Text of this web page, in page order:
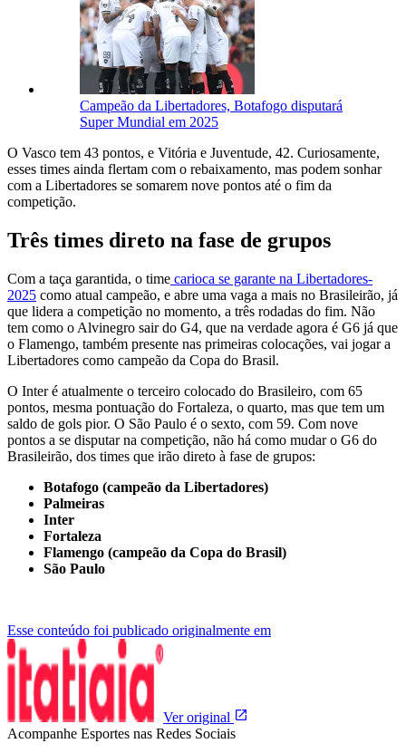
Campeão da Libertadores, Botafogo disputará
Super Mundial em 2025
O Vasco tem 43 pontos, e Vitória e Juventude, 42. Curiosamente,
esses times ainda flertam com o rebaixamento, mas podem sonhar
com a Libertadores se somarem nove pontos até o fim da
competição.
Três times direto na fase de grupos
Com a taça garantida, o time carioca se garante na Libertadores-
2025 como atual campeão, e abre uma vaga a mais no Brasileirão, já
que lidera a competição no momento, a três rodadas do fim. Não
tem como o Alvinegro sair do G4, que na verdade agora é G6 já que
o Flamengo, também presente nas primeiras colocações, vai jogar a
Libertadores como campeão da Copa do Brasil.
O Inter é atualmente o terceiro colocado do Brasileiro, com 65
pontos, mesma pontuação do Fortaleza, o quarto, mas que tem um
saldo de gols pior. O São Paulo é o sexto, com 59. Com nove
pontos a se disputar na competição, não há como mudar o G6 do
Brasileirão, dos times que irão direto à fase de grupos:
Botafogo (campeão da Libertadores)
Palmeiras
Inter
Fortaleza
Flamengo (campeão da Copa do Brasil)
São Paulo
Esse conteúdo foi publicado originalmente em
Ver original
Acompanhe Esportes nas Redes Sociais